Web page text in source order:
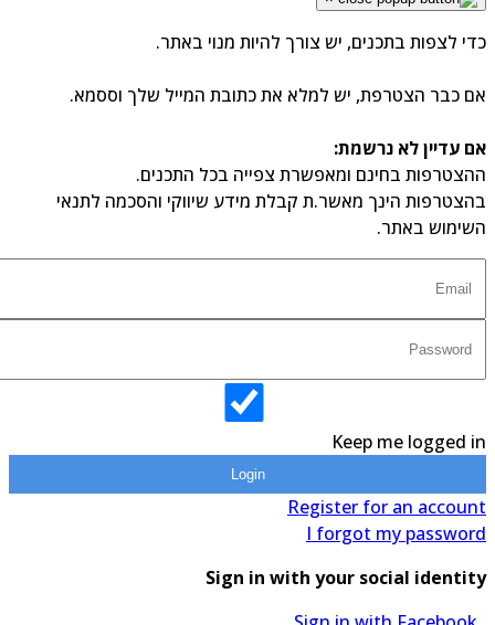
כדי לצפות בתכנים, יש צורך להיות מנוי באתר.
אם כבר הצטרפת, יש למלא את כתובת המייל שלך וססמא.
אם עדיין לא נרשמת:
ההצטרפות בחינם ומאפשרת צפייה בכל התכנים.
בהצטרפות הינך מאשר.ת קבלת מידע שיווקי והסכמה לתנאי
השימוש באתר.
Keep me logged in
Login
Register for an account
I forgot my password
Sign in with your social identity